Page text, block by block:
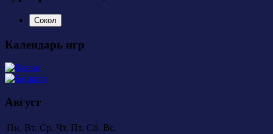
Сокол
Календарь игр
Август
Пн. Вт. Ср. Чт. Пт. Сб. Вс.